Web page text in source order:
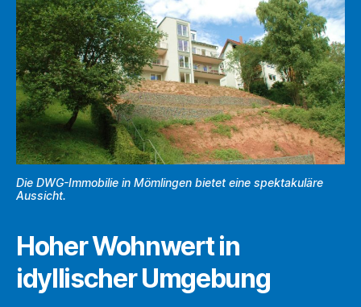
Die DWG-Immobilie in Mömlingen bietet eine spektakuläre
Aussicht.
Hoher Wohnwert in
idyllischer Umgebung